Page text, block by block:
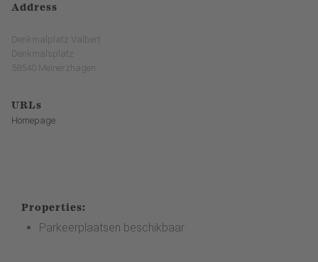
Address
Denkmalplatz Valbert
Denkmalsplatz
58540 Meinerzhagen
URLs
Homepage
Properties:
Parkeerplaatsen beschikbaar